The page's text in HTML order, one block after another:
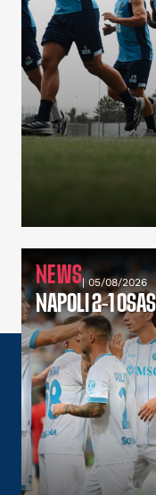
NEWS| 05/08/2026
NAPOLI 2-1